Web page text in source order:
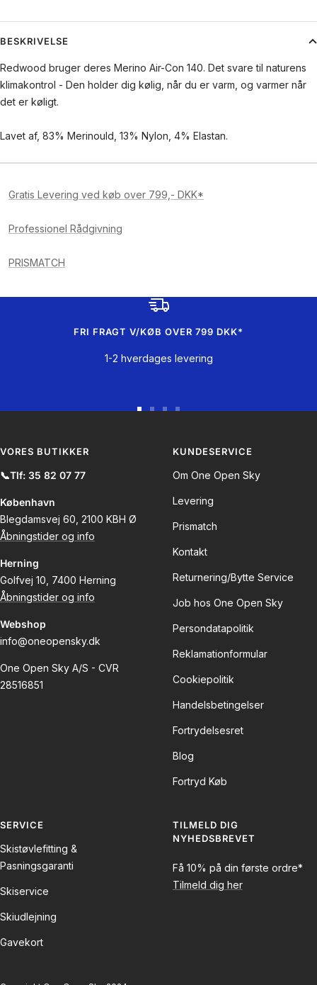
BESKRIVELSE
Redwood bruger deres Merino Air-Con 140. Det svare til naturens
klimakontrol - Den holder dig kølig, når du er varm, og varmer når
det er køligt.
Lavet af, 83% Merinould, 13% Nylon, 4% Elastan.
Gratis Levering ved køb over 799,- DKK*
Professionel Rådgivning
PRISMATCH
FRI FRAGT V/KØB OVER 799 DKK*
1-2 hverdages levering
slideslide
VORES BUTIKKER
📞Tlf: 35 82 07 77
København
Blegdamsvej 60, 2100 KBH Ø
Åbningstider og info
Herning
Golfvej 10, 7400 Herning
Åbningstider og info
Webshop
info@oneopensky.dk
One Open Sky A/S - CVR
28516851
KUNDESERVICE
Om One Open Sky
Levering
Prismatch
Kontakt
Returnering/Bytte Service
Job hos One Open Sky
Persondatapolitik
Reklamationformular
Cookiepolitik
Handelsbetingelser
Fortrydelsesret
Blog
Fortryd Køb
SERVICE
Skistøvlefitting &
Pasningsgaranti
Skiservice
Skiudlejning
Gavekort
TILMELD DIG
NYHEDSBREVET
Få 10% på din første ordre*
Tilmeld dig her